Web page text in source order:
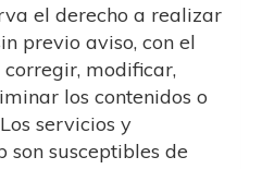
el derecho a realizar
previo aviso, con el
modificar,
los contenidos o
servicios y
son susceptibles de